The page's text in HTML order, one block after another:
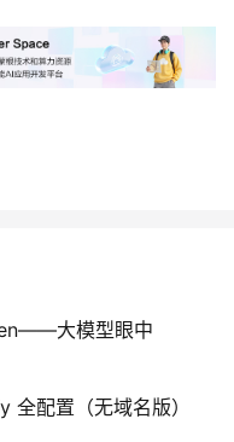
大模型眼中
配置（无域名版）